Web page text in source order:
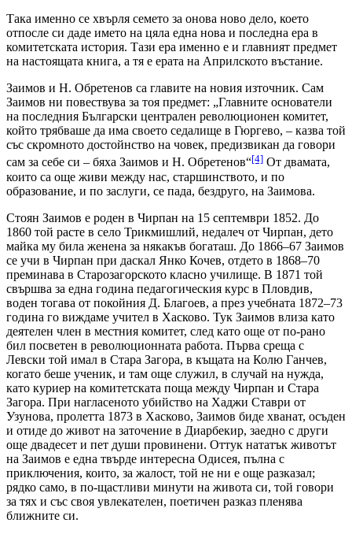
Така именно се хвърля семето за онова ново дело, което
отпосле си даде името на цяла една нова и последна ера в
комитетската история. Тази ера именно е и главният предмет
на настоящата книга, а тя е ерата на Априлското въстание.
Заимов и Н. Обретенов са главите на новия източник. Сам
Заимов ни повествува за тоя предмет: „Главните основатели
на последния Български централен революционен комитет,
който трябваше да има своето седалище в Гюргево, – казва той
със скромното достойнство на човек, предизвикан да говори
сам за себе си – бяха Заимов и Н. Обретенов“[4] От двамата,
които са още живи между нас, старшинството, и по
образование, и по заслуги, се пада, бездруго, на Заимова.
Стоян Заимов е роден в Чирпан на 15 септември 1852. До
1860 той расте в село Трикмишлий, недалеч от Чирпан, дето
майка му била женена за някакъв богаташ. До 1866–67 Заимов
се учи в Чирпан при даскал Янко Кочев, отдето в 1868–70
преминава в Старозагорското класно училище. В 1871 той
свършва за една година педагогическия курс в Пловдив,
воден тогава от покойния Д. Благоев, а през учебната 1872–73
година го виждаме учител в Хасково. Тук Заимов влиза като
деятелен член в местния комитет, след като още от по-рано
бил посветен в революционната работа. Първа среща с
Левски той имал в Стара Загора, в къщата на Колю Ганчев,
когато беше ученик, и там още служил, в случай на нужда,
като куриер на комитетската поща между Чирпан и Стара
Загора. При нагласеното убийство на Хаджи Ставри от
Узунова, пролетта 1873 в Хасково, Заимов биде хванат, осъден
и отиде до живот на заточение в Диарбекир, заедно с други
още двадесет и пет души провинени. Оттук нататък животът
на Заимов е една твърде интересна Одисея, пълна с
приключения, които, за жалост, той не ни е още разказал;
рядко само, в по-щастливи минути на живота си, той говори
за тях и със своя увлекателен, поетичен разказ пленява
ближните си.